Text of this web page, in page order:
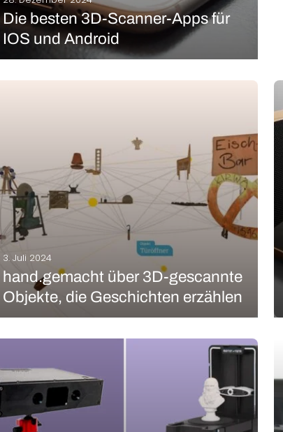
Die besten 3D-Scanner-Apps für
IOS und Android
3. Juli 2024
hand.gemacht über 3D-gescannte
Objekte, die Geschichten erzählen
Scantechnologie die Möglichkeiten im Kulturbereich.
Im Fokus stehen handgefertigte Objekte, die einen
Bezug zur Oberpfalz haben und interessante
Geschichten erzählen. Mittels 3D-Scans werden
virtuelle Abbilder…
MEHR LESEN